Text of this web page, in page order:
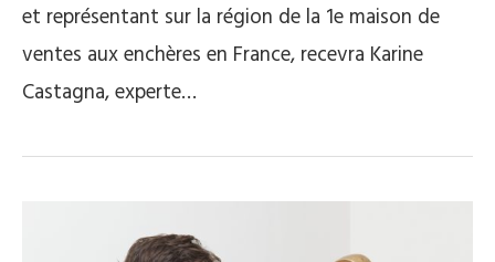
et représentant sur la région de la 1e maison de
ventes aux enchères en France, recevra Karine
Castagna, experte…